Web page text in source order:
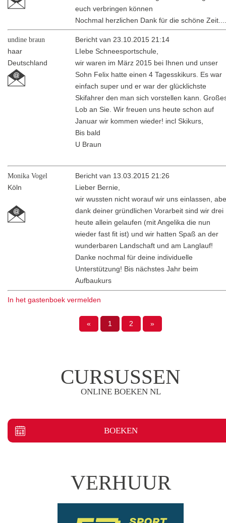
euch verbringen können
Nochmal herzlichen Dank für die schöne
undine braun
haar
Deutschland
Bericht van 23.10.2015 21:14
LIebe Schneesportschule,
wir waren im März 2015 bei Ihnen und unser
Sohn Felix hatte einen 4 Tagesskikurs. Es war
einfach super und er war der glücklichste
Skifahrer den man sich vorstellen kann.
Lob an Sie. Wir freuen uns heute schon auf
Januar wir kommen wieder! incl Skikurs,
Bis bald
U Braun
Monika Vogel
Köln
Bericht van 13.03.2015 21:26
Lieber Bernie,
wir wussten nicht worauf wir uns einlassen,
dank deiner gründlichen Vorarbeit sind wir drei
heute allein gelaufen (mit Angelika die nun
wieder fast fit ist) und wir hatten Spaß an der
wunderbaren Landschaft und am Langlauf!
Danke nochmal für deine individuelle
Unterstützung! Bis nächstes Jahr beim
Aufbaukurs
In het gastenboek vermelden
« 1 2 »
CURSUSSEN
ONLINE BOEKEN NL
BOEKEN
VERHUUR